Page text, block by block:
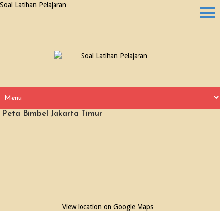
Soal Latihan Pelajaran
Peta Bimbel Jakarta Timur
View location on Google Maps